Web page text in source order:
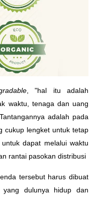
, "hal itu adalah
waktu, tenaga dan uang
adalah pada
cukup lengket untuk tetap
dapat melalui waktu
rantai pasokan distribusi
tersebut harus dibuat
dulunya hidup dan